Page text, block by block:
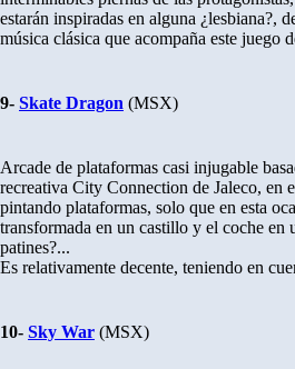
estarán inspiradas en alguna ¿lesbiana?,
música clásica que acompaña este juego
9- Skate Dragon (MSX)
Arcade de plataformas casi injugable
recreativa City Connection de Jaleco, en
pintando plataformas, solo que en esta
transformada en un castillo y el coche en
patines?...
Es relativamente decente, teniendo en
10- Sky War (MSX)